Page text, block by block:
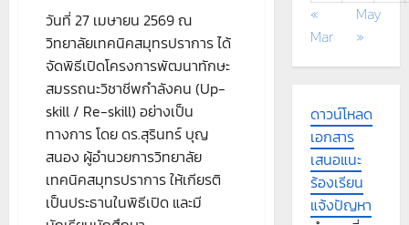
ด้วย
ความ
พร้อม
ความ
ตั้งใจ
ใน
การ
ยก
ระดับ
ศักยภาพ
กำลัง
คน
ของ
ประเทศ
วันที่ 27 เมษายน 2569 ณ
วิทยาลัยเทคนิคสมุทรปราการ ได้
จัดพิธีเปิดโครงการพัฒนาทักษะ
สมรรถนะวิชาชีพกำลังคน (Up-
skill / Re-skill) อย่างเป็น
ทางการ โดย ดร.สุรินทร์ บุญ
สนอง ผู้อำนวยการวิทยาลัย
เทคนิคสมุทรปราการ ให้เกียรติ
เป็นประธานในพิธีเปิด และมี
«
Mar
May
»
ดาวน์โหลด
เอกสาร
เสนอแนะ
ร้องเรียน
แจ้งปัญหา